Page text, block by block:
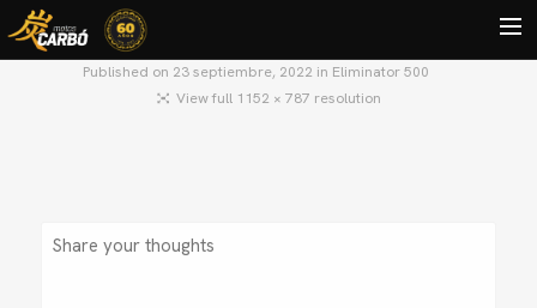
BLOG
Published on 23 septiembre, 2022 in Eliminator 500
View full 1152 × 787 resolution